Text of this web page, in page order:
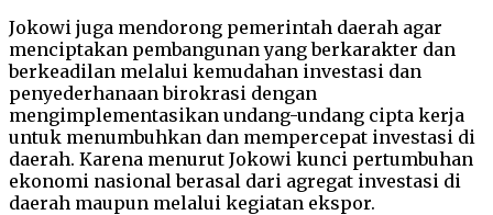
Jokowi juga mendorong pemerintah daerah agar
menciptakan pembangunan yang berkarakter dan
berkeadilan melalui kemudahan investasi dan
penyederhanaan birokrasi dengan
mengimplementasikan undang-undang cipta kerja
untuk menumbuhkan dan mempercepat investasi di
daerah. Karena menurut Jokowi kunci pertumbuhan
ekonomi nasional berasal dari agregat investasi di
daerah maupun melalui kegiatan ekspor.